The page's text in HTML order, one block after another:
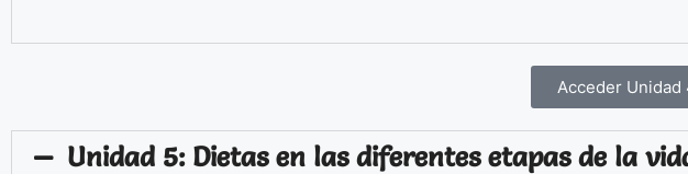
Acceder Unidad
Unidad 5: Dietas en las diferentes etapas de la